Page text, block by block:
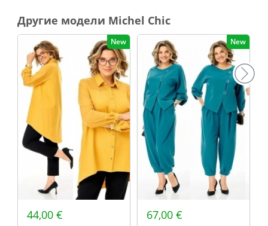
Другие модели Michel Chic
New
44,00 €
New
67,00 €